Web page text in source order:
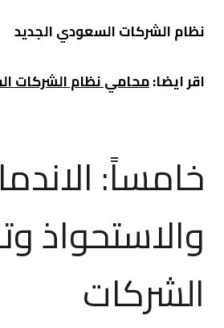
نظام الشركات السعودي الجديد
اقر ايضا:محامي نظام الشركات
خامساً:
والاستحواذ
الشركات